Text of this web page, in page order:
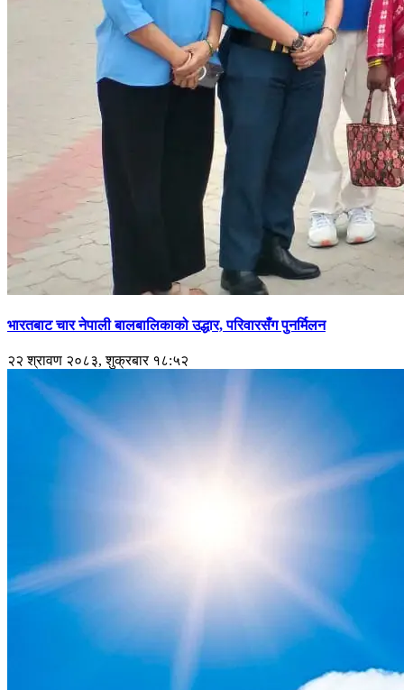
भारतबाट चार नेपाली बालबालिकाको उद्धार, परिवारसँग पुनर्मिलन
२२ श्रावण २०८३, शुक्रबार १८:५२